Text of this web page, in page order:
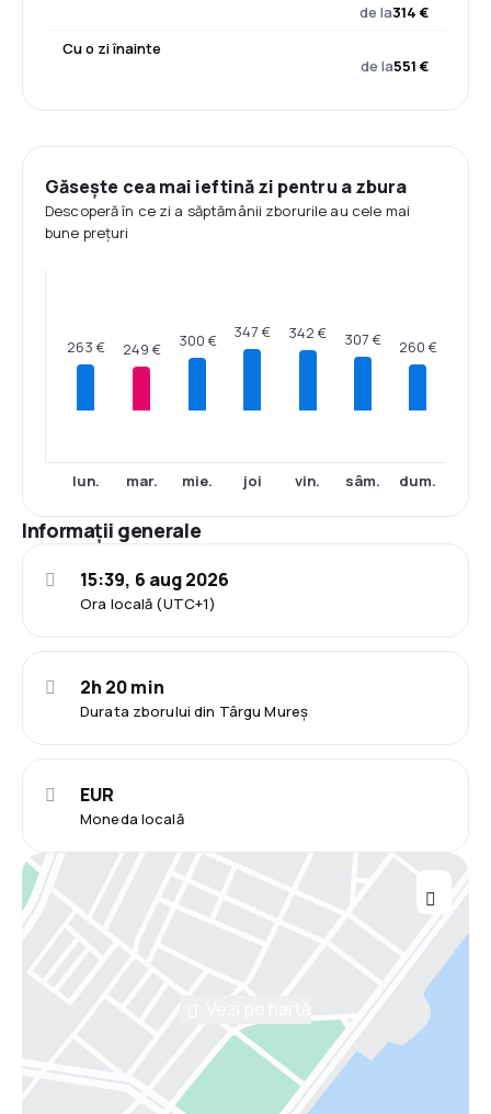
de la314 €
Cu o zi înainte
de la551 €
Găsește cea mai ieftină zi pentru a zbura
Descoperă în ce zi a săptămânii zborurile au cele mai
bune prețuri
263 €
lun.
249 €
mar.
300 €
mie.
347 €
joi
342 €
vin.
307 €
sâm.
260 €
dum.
Informații generale
Ora locală (UTC+1)
15:39, 6 aug 2026
Durata zborului din Târgu Mureș
2h 20 min
Moneda locală
EUR